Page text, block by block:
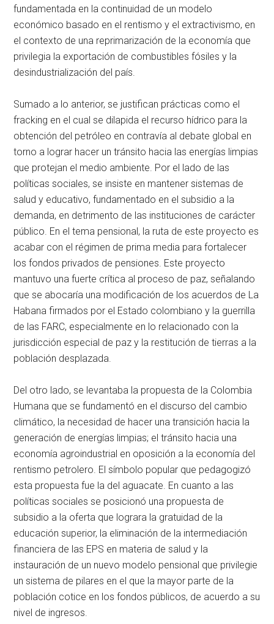
fundamentada en la continuidad de un modelo
económico basado en el rentismo y el extractivismo, en
el contexto de una reprimarización de la economía que
privilegia la exportación de combustibles fósiles y la
desindustrialización del país.
Sumado a lo anterior, se justifican prácticas como el
fracking en el cual se dilapida el recurso hídrico para la
obtención del petróleo en contravía al debate global en
torno a lograr hacer un tránsito hacia las energías limpias
que protejan el medio ambiente. Por el lado de las
políticas sociales, se insiste en mantener sistemas de
salud y educativo, fundamentado en el subsidio a la
demanda, en detrimento de las instituciones de carácter
público. En el tema pensional, la ruta de este proyecto es
acabar con el régimen de prima media para fortalecer
los fondos privados de pensiones. Este proyecto
mantuvo una fuerte crítica al proceso de paz, señalando
que se abocaría una modificación de los acuerdos de La
Habana firmados por el Estado colombiano y la guerrilla
de las FARC, especialmente en lo relacionado con la
jurisdicción especial de paz y la restitución de tierras a la
población desplazada.
Del otro lado, se levantaba la propuesta de la Colombia
Humana que se fundamentó en el discurso del cambio
climático, la necesidad de hacer una transición hacia la
generación de energías limpias; el tránsito hacia una
economía agroindustrial en oposición a la economía del
rentismo petrolero. El símbolo popular que pedagogizó
esta propuesta fue la del aguacate. En cuanto a las
políticas sociales se posicionó una propuesta de
subsidio a la oferta que lograra la gratuidad de la
educación superior, la eliminación de la intermediación
financiera de las EPS en materia de salud y la
instauración de un nuevo modelo pensional que privilegie
un sistema de pilares en el que la mayor parte de la
población cotice en los fondos públicos, de acuerdo a su
nivel de ingresos.